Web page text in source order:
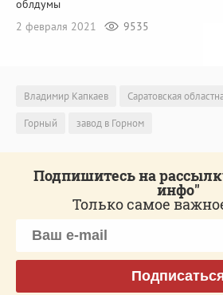
облдумы
2 февраля 2021
9535
Владимир Капкаев
Саратовская
Горный
завод в Горном
Подпишитесь на
инфо"
Только самое